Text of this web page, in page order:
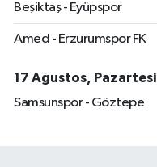
Beşiktaş - Eyüpspor
Amed - Erzurumspor FK
17 Ağustos, Pazartesi
Samsunspor - Göztepe